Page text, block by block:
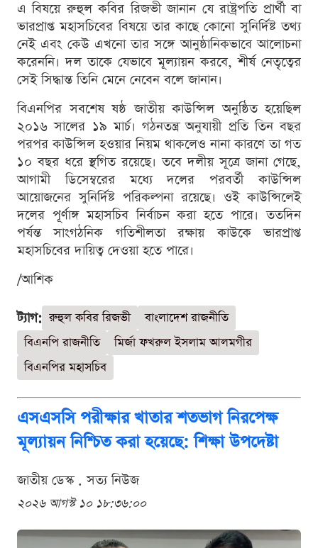
এ বিষয়ে রুহুল কবির রিজভী জানান যে রাষ্ট্রপতি প্রার্থী বা
ভারপ্রাপ্ত মহাসচিবের বিষয়ে তার কাছে কোনো সুনির্দিষ্ট তথ্য
নেই এবং কেউ এখনো তার সঙ্গে আনুষ্ঠানিকভাবে আলোচনা
করেননি। দল তাকে যেভাবে মূল্যায়ন করবে, শীর্ষ নেতৃত্বের
সেই সিদ্ধান্ত তিনি মেনে নেবেন বলে জানান।
বিএনপির সবশেষ ষষ্ঠ জাতীয় কাউন্সিল অনুষ্ঠিত হয়েছিল
২০১৬ সালের ১৯ মার্চ। গঠনতন্ত্র অনুযায়ী প্রতি তিন বছর
পরপর কাউন্সিল হওয়ার নিয়ম থাকলেও নানা কারণে তা গত
১০ বছর ধরে স্থগিত রয়েছে। তবে দলীয় সূত্রে জানা গেছে,
আগামী ডিসেম্বরের মধ্যে দলের পরবর্তী কাউন্সিল
আয়োজনের সুনির্দিষ্ট পরিকল্পনা রয়েছে। ওই কাউন্সিলেই
দলের পূর্ণাঙ্গ মহাসচিব নির্বাচন করা হতে পারে। ততদিন
পর্যন্ত সাংগঠনিক গতিশীলতা রক্ষায় কাউকে ভারপ্রাপ্ত
মহাসচিবের দায়িত্ব দেওয়া হতে পারে।
/আশিক
ট্যাগ: রুহুল কবির রিজভী
বাংলাদেশ রাজনীতি
বিএনপি রাজনীতি
মির্জা ফখরুল ইসলাম আলমগীর
বিএনপির মহাসচিব
এসএসসি পরীক্ষার খাতার শতভাগ নিরপেক্ষ
মূল্যায়ন নিশ্চিত করা হয়েছে: শিক্ষা উপদেষ্টা
জাতীয় ডেস্ক . সত্য নিউজ
২০২৬ আগস্ট ১০ ১৮:৩৬:০০